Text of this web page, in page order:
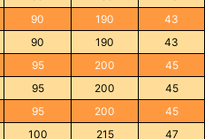
90 190
43
90 190
43
95 200
45
95 200
45
95 200
45
100 215
47